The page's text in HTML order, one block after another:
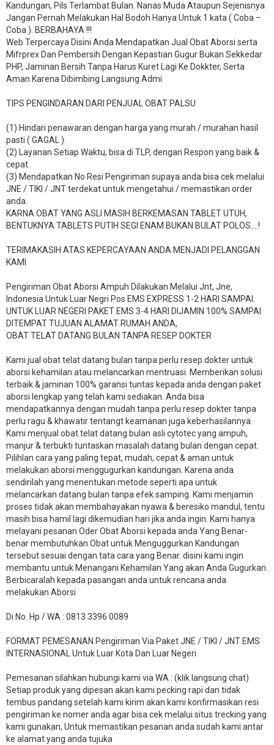
Kandungan, Pils Terlambat Bulan. Nanas Muda Ataupun Sejenisnya
Jangan Pernah Melakukan Hal Bodoh Hanya Untuk 1 kata ( Coba –
Coba ). BERBAHAYA !!!
Web Terpercaya Disini Anda Mendapatkan Jual Obat Aborsi serta
Mifrprex Dan Pembersih Dengan Kepastian Gugur Bukan Sekkedar
PHP, Jaminan Bersih Tanpa Harus Kuret Lagi Ke Dokkter, Serta
Aman Karena Dibimbing Langsung Admi
TIPS PENGINDARAN DARI PENJUAL OBAT PALSU
(1) Hindari penawaran dengan harga yang murah / murahan hasil
pasti ( GAGAL ).
(2) Layanan Setiap Waktu, bisa di TLP, dengan Respon yang baik &
cepat.
(3) Mendapatkan No Resi Pengiriman supaya anda bisa cek melalui
JNE / TIKI / JNT terdekat untuk mengetahui / memastikan order
anda.
KARNA OBAT YANG ASLI MASIH BERKEMASAN TABLET UTUH,
BENTUKNYA TABLETS PUTIH SEGI ENAM BUKAN BULAT POLOS….!
TERIMAKASIH ATAS KEPERCAYAAN ANDA MENJADI PELANGGAN
KAMI
Pengiriman Obat Aborsi Ampuh Dilakukan Melalui Jnt, Jne,
Indonesia Untuk Luar Negri Pos EMS EXPRESS 1-2 HARI SAMPAI.
UNTUK LUAR NEGERI PAKET EMS 3-4 HARI DIJAMIN 100% SAMPAI
DITEMPAT TUJUAN ALAMAT RUMAH ANDA,
OBAT TELAT DATANG BULAN TANPA RESEP DOKTER
Kami jual obat telat datang bulan tanpa perlu resep dokter untuk
aborsi kehamilan atau melancarkan mentruasi. Memberikan solusi
terbaik & jaminan 100% garansi tuntas kepada anda dengan paket
aborsi lengkap yang telah kami sediakan. Anda bisa
mendapatkannya dengan mudah tanpa perlu resep dokter tanpa
perlu ragu & khawatir tentangt keamanan juga keberhasilannya.
Kami menjual obat telat datang bulan asli cytotec yang ampuh,
manjur & terbukti tuntaskan masalah datang bulan dengan cepat.
Pilihlan cara yang paling tepat, mudah, cepat & aman untuk
melakukan aborsi menggugurkan kandungan. Karena anda
sendirilah yang menentukan metode seperti apa untuk
melancarkan datang bulan tanpa efek samping. Kami menjamin
proses tidak akan membahayakan nyawa & beresiko mandul, tentu
masih bisa hamil lagi dikemudian hari jika anda ingin. Kami hanya
melayani pesanan Oder Obat Aborsi kepada anda Yang Benar-
benar membutuhkan Obat untuk Menguggurkan Kandungan
tersebut sesuai dengan tata cara yang Benar. disini kami ingin
membantu untuk Menangani Kehamilan Yang akan Anda Gugurkan.
Berbicaralah kepada pasangan anda untuk rencana anda
melakukan Aborsi
Di No. Hp / WA : 0813 3396 0089
FORMAT PEMESANAN Pengiriman Via Paket JNE / TIKI / JNT EMS
INTERNASIONAL Untuk Luar Kota Dan Luar Negeri
Pemesanan silahkan hubungi kami via WA : (klik langsung chat)
Setiap produk yang dipesan akan kami pecking rapi dan tidak
tembus pandang setelah kami kirim akan kami konfirmasikan resi
pengiriman ke nomer anda agar bisa cek melalui situs trecking yang
kami gunakan, Untuk memastikan pesanan anda sudah kami antar
ke alamat yang anda tujuka